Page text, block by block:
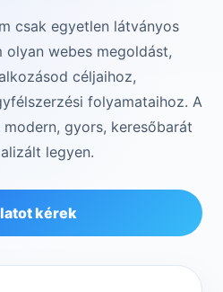
csak egyetlen látványos
webes megoldást,
céljaihoz,
folyamataihoz. A
gyors, keresőbarát
legyen.
kérek